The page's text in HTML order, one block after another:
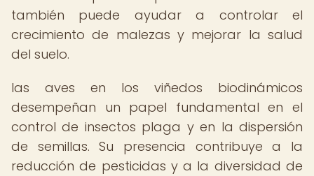
también puede ayudar a controlar el
crecimiento de malezas y mejorar la salud
del suelo.
las aves en los viñedos biodinámicos
desempeñan un papel fundamental en el
control de insectos plaga y en la dispersión
de semillas. Su presencia contribuye a la
reducción de pesticidas y a la diversidad de